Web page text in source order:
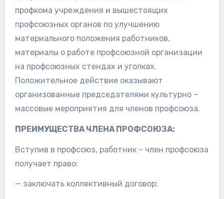
профкома учреждения и вышестоящих
профсоюзных органов по улучшению
материального положения работников,
материалы о работе профсоюзной организации
на профсоюзных стендах и уголках.
Положительное действие оказывают
организованные председателями культурно –
массовые мероприятия для членов профсоюза.
ПРЕИМУЩЕСТВА ЧЛЕНА ПРОФСОЮЗА:
Вступив в профсоюз, работник – член профсоюза
получает право:
— заключать коллективный договор;